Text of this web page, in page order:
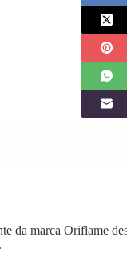
da marca Oriflame